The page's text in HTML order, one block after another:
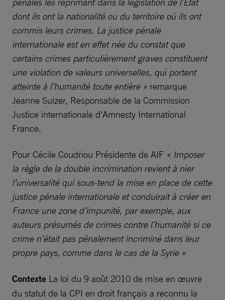
dont ils ont la nationalité ou du territoire où ils ont
commis leurs crimes. La justice pénale
internationale est en effet née du constat que
certains crimes particulièrement graves constituent
une violation de valeurs universelles, qui portent
atteinte à l’humanité toute entière » remarque
Jeanne Sulzer, Responsable de la Commission
Justice internationale d’Amnesty International
France.
Pour Cécile Coudriou Présidente de AIF « Imposer
la règle de la double incrimination revient à nier
l’universalité qui sous-tend la mise en place de cette
justice pénale internationale et conduirait à créer en
France une zone d’impunité, par exemple, aux
auteurs présumés de crimes contre l’humanité si ce
crime n’était pas pénalement incriminé dans leur
propre pays, comme dans le cas de la Syrie »
Contexte La loi du 9 août 2010 de mise en œuvre
du statut de la CPI en droit français a reconnu la